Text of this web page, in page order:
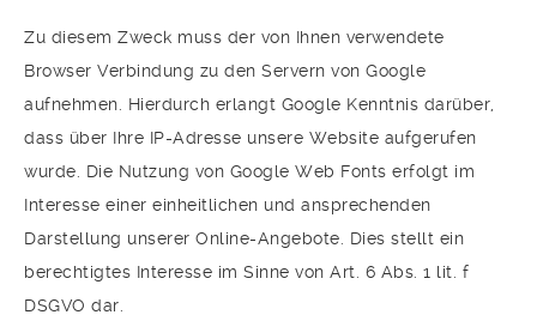
Zu diesem Zweck muss der von Ihnen verwendete
Browser Verbindung zu den Servern von Google
aufnehmen. Hierdurch erlangt Google Kenntnis darüber,
dass über Ihre IP-Adresse unsere Website aufgerufen
wurde. Die Nutzung von Google Web Fonts erfolgt im
Interesse einer einheitlichen und ansprechenden
Darstellung unserer Online-Angebote. Dies stellt ein
berechtigtes Interesse im Sinne von Art. 6 Abs. 1 lit. f
DSGVO dar.